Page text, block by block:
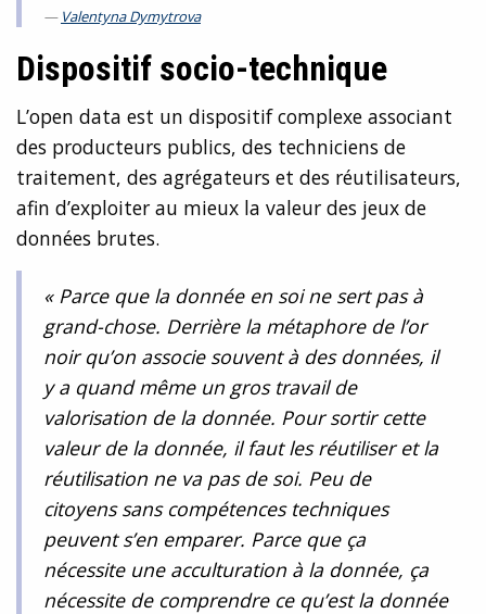
Valentyna Dymytrova
Dispositif socio-technique
L’open data est un dispositif complexe associant
des producteurs publics, des techniciens de
traitement, des agrégateurs et des réutilisateurs,
afin d’exploiter au mieux la valeur des jeux de
données brutes.
« Parce que la donnée en soi ne sert pas à
grand-chose. Derrière la métaphore de l’or
noir qu’on associe souvent à des données, il
y a quand même un gros travail de
valorisation de la donnée. Pour sortir cette
valeur de la donnée, il faut les réutiliser et la
réutilisation ne va pas de soi. Peu de
citoyens sans compétences techniques
peuvent s’en emparer. Parce que ça
nécessite une acculturation à la donnée, ça
nécessite de comprendre ce qu’est la donnée